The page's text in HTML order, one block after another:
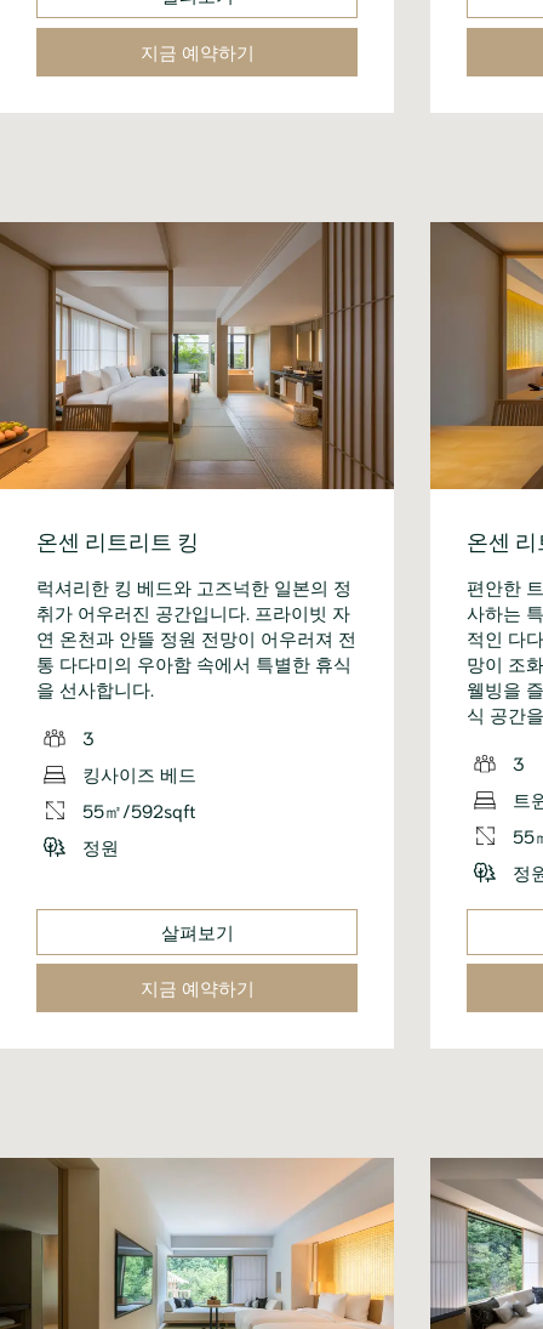
지금 예약하기
온센 리트리트 킹
럭셔리한 킹 베드와 고즈넉한 일본의 정
취가 어우러진 공간입니다. 프라이빗 자
연 온천과 안뜰 정원 전망이 어우러져 전
통 다다미의 우아함 속에서 특별한 휴식
을 선사합니다.
3
킹사이즈 베드
55㎡/592sqft
정원
살펴보기
지금 예약하기
온센
편안한
사하는
적인 다
망이 조
웰빙을
식 공간
3
트
55
정